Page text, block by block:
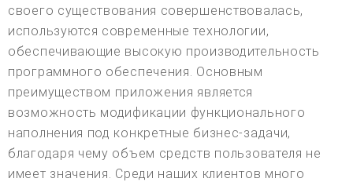
своего существования совершенствовалась,
используются современные технологии,
обеспечивающие высокую производительность
программного обеспечения. Основным
преимуществом приложения является
возможность модификации функционального
наполнения под конкретные бизнес-задачи,
благодаря чему объем средств пользователя не
имеет значения. Среди наших клиентов много